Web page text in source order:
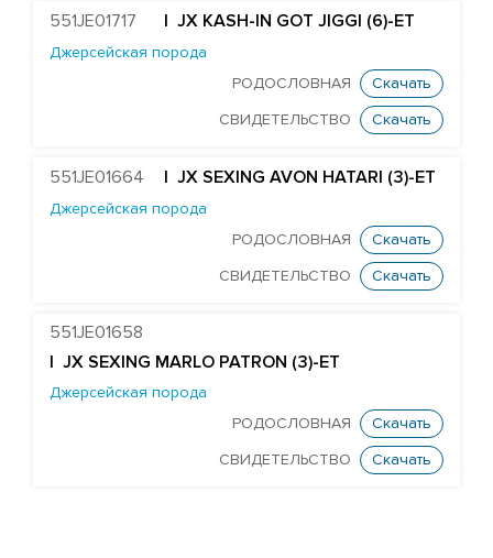
Абердин-ангусская порода
Голштинская красно-пестрая порода
Порода Вагю
551JE01717 | JX KASH-IN GOT JIGGI (6)-ET
Джерсейская порода
РОДОСЛОВНАЯ
Скачать
СВИДЕТЕЛЬСТВО Скачать
551JE01664 | JX SEXING AVON HATARI (3)-ET
Джерсейская порода
РОДОСЛОВНАЯ
Скачать
СВИДЕТЕЛЬСТВО Скачать
551JE01658
| JX SEXING MARLO PATRON (3)-ET
Джерсейская порода
РОДОСЛОВНАЯ
Скачать
СВИДЕТЕЛЬСТВО Скачать